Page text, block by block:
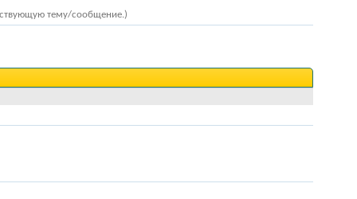
тему/сообщение.)